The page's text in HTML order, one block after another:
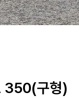
350(구형)